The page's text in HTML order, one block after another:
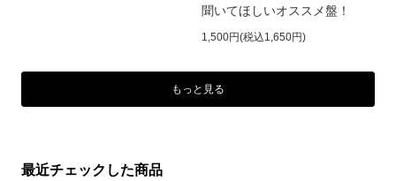
聞いてほしいオススメ盤！
1,500円(税込1,650円)
もっと見る
最近チェックした商品